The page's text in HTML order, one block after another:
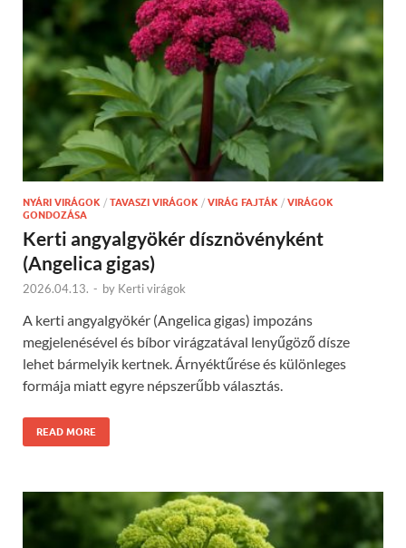
NYÁRI VIRÁGOK / TAVASZI VIRÁGOK / VIRÁG FAJTÁK / VIRÁGOK
GONDOZÁSA
Kerti angyalgyökér dísznövényként
(Angelica gigas)
2026.04.13. - by Kerti virágok
A kerti angyalgyökér (Angelica gigas) impozáns
megjelenésével és bíbor virágzatával lenyűgöző dísze
lehet bármelyik kertnek. Árnyéktűrése és különleges
formája miatt egyre népszerűbb választás.
READ MORE